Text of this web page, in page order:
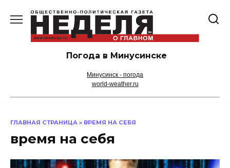
содержанию
Погода в Минусинске
Минусинск - погода
world-weather.ru
ГЛАВНАЯ СТРАНИЦА » ВРЕМЯ НА СЕБЯ
время на себя